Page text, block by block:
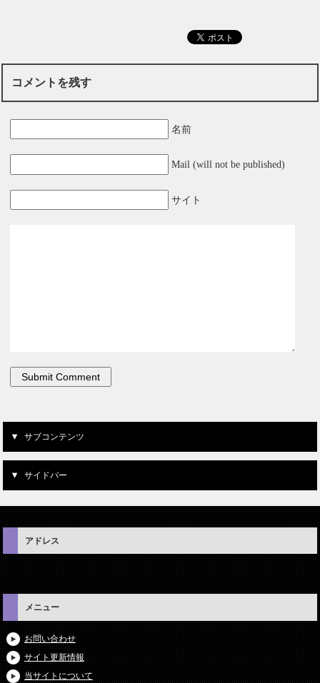
コメントを残す
名前
Mail (will not be published)
サイト
サブコンテンツ
サイドバー
アドレス
メニュー
お問い合わせ
サイト更新情報
当サイトについて